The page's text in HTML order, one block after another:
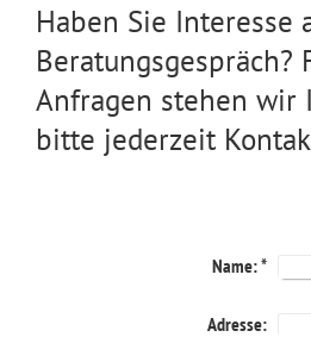
Haben Sie
Anfragen stehen wir
bitte jederzeit
Name:*
Adresse: